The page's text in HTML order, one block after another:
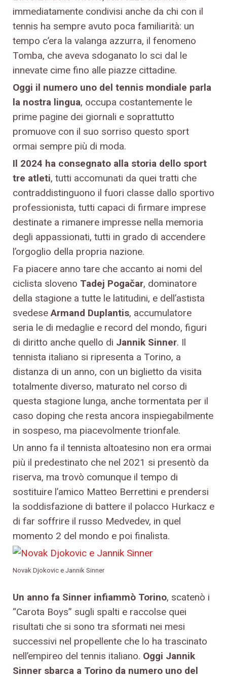
immediatamente condivisi anche da chi con il
tennis ha sempre avuto poca familiarità: un
tempo c’era la valanga azzurra, il fenomeno
Tomba, che aveva sdoganato lo sci dal le
innevate cime fino alle piazze cittadine.
Oggi il numero uno del tennis mondiale parla
la nostra lingua, occupa costantemente le
prime pagine dei giornali e soprattutto
promuove con il suo sorriso questo sport
ormai sempre più di moda.
Il 2024 ha consegnato alla storia dello sport
tre atleti, tutti accomunati da quei tratti che
contraddistinguono il fuori classe dallo sportivo
professionista, tutti capaci di firmare imprese
destinate a rimanere impresse nella memoria
degli appassionati, tutti in grado di accendere
l’orgoglio della propria nazione.
Fa piacere anno tare che accanto ai nomi del
ciclista sloveno Tadej Pogačar, dominatore
della stagione a tutte le latitudini, e dell’astista
svedese Armand Duplantis, accumulatore
seria le di medaglie e record del mondo, figuri
di diritto anche quello di Jannik Sinner. Il
tennista italiano si ripresenta a Torino, a
distanza di un anno, con un biglietto da visita
totalmente diverso, maturato nel corso di
questa stagione lunga, anche tormentata per il
caso doping che resta ancora inspiegabilmente
in sospeso, ma piacevolmente trionfale.
Un anno fa il tennista altoatesino non era ormai
più il predestinato che nel 2021 si presentò da
riserva, ma trovò comunque il tempo di
sostituire l’amico Matteo Berrettini e prendersi
la soddisfazione di battere il polacco Hurkacz e
di far soffrire il russo Medvedev, in quel
momento 2 del mondo e poi finalista.
Novak Djokovic e Jannik Sinner
Un anno fa Sinner infiammò Torino, scatenò i
“Carota Boys” sugli spalti e raccolse quei
risultati che si sono tra sformati nei mesi
successivi nel propellente che lo ha trascinato
nell’empireo del tennis italiano. Oggi Jannik
Sinner sbarca a Torino da numero uno del